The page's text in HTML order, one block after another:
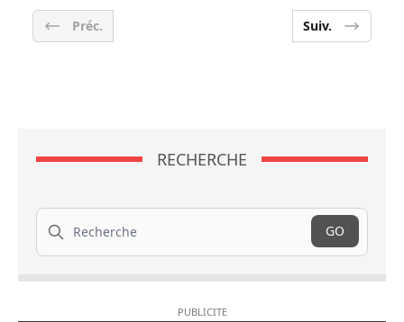
Préc. Suiv.
RECHERCHE
Recherche
GO